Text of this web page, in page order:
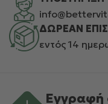
ΔΩΡΕΑΝ
εντός 14
Εγγραφή